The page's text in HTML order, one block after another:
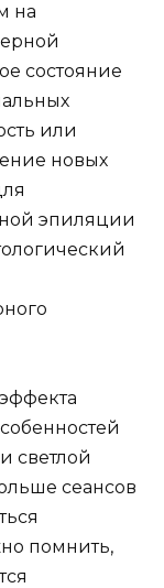
на
состояние
или
новых
эпиляции
светлой
сеансов
помнить,